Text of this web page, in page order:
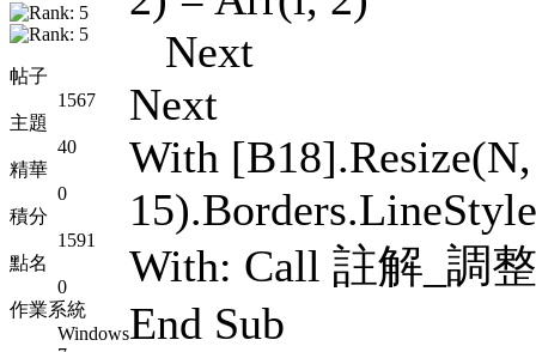
帖子
1567
主題
40
精華
0
積分
1591
點名
0
作業系統
Windows
Next
Next
With
With: Call 註解_調
End Sub